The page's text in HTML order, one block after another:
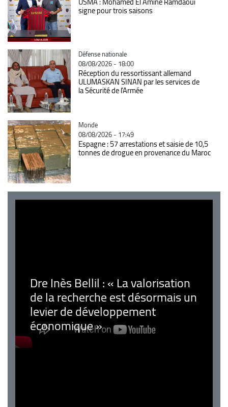
signe pour trois saisons
Catégorie
Défense nationale
08/08/2026 - 18:00
Réception du ressortissant allemand
ULUMASKAN SINAN par les services de
la Sécurité de l’Armée
Catégorie
Monde
08/08/2026 - 17:49
Espagne : 57 arrestations et saisie de 10,5
tonnes de drogue en provenance du Maroc
Dre Inès Bellil : « La valorisation
de la recherche est désormais un
levier de développement
économique »